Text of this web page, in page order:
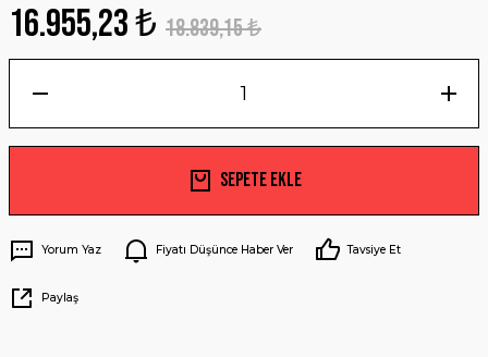
16.955,23 ₺ 18.839,15 ₺
Sepete Ekle
Yorum Yaz Fiyatı Düşünce Haber Ver Tavsiye Et
Paylaş